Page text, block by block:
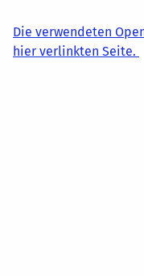
Die verwendeten
hier verlinkten Seite.